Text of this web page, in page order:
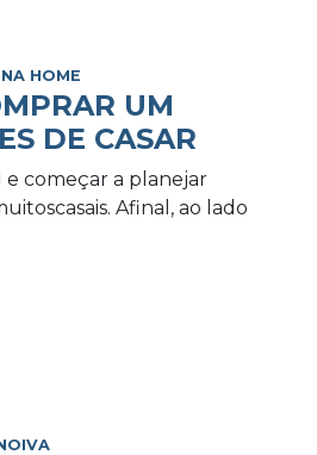
HOME
UM
DE CASAR
e começar a planejar
Afinal, ao lado